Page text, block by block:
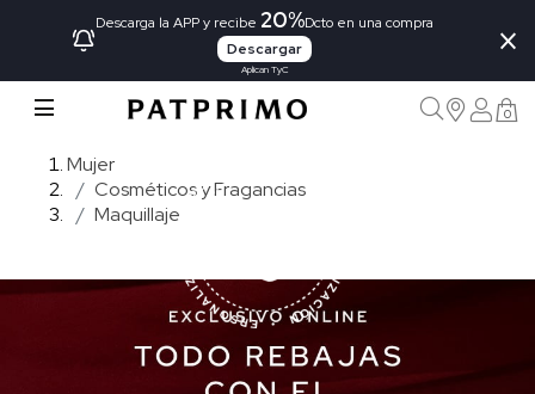
Descarga la APP y recibe 20%Dcto en una compra
Descargar
Aplican TyC
×
0
Mujer
Cosméticos y Fragancias
Maquillaje